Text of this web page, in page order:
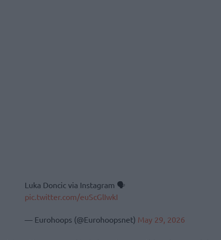
Luka Doncic via Instagram 🗣
pic.twitter.com/euScGlIwkI
— Eurohoops (@Eurohoopsnet) May 29, 2026